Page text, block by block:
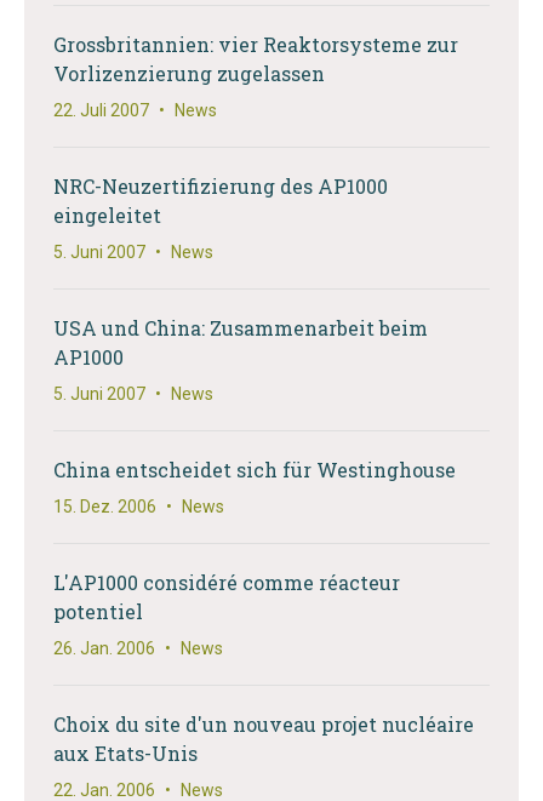
Grossbritannien: vier Reaktorsysteme zur
Vorlizenzierung zugelassen
22. Juli 2007 • News
NRC-Neuzertifizierung des AP1000
eingeleitet
5. Juni 2007 • News
USA und China: Zusammenarbeit beim
AP1000
5. Juni 2007 • News
China entscheidet sich für Westinghouse
15. Dez. 2006 • News
L'AP1000 considéré comme réacteur
potentiel
26. Jan. 2006 • News
Choix du site d'un nouveau projet nucléaire
aux Etats-Unis
22. Jan. 2006 • News